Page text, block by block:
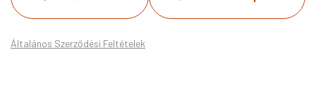
Általános Szerződési Feltételek